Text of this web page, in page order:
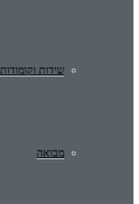
שידות וקומודות
מבואה